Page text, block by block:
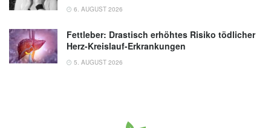
6. AUGUST 2026
Fettleber: Drastisch erhöhtes Risiko tödlicher
Herz-Kreislauf-Erkrankungen
5. AUGUST 2026